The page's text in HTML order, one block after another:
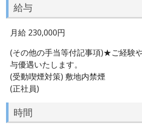
給与
月給 230,000円
(その他の手当等付記事項)★ご経験
与優遇いたします。
(受動喫煙対策) 敷地内禁煙
(正社員)
時間